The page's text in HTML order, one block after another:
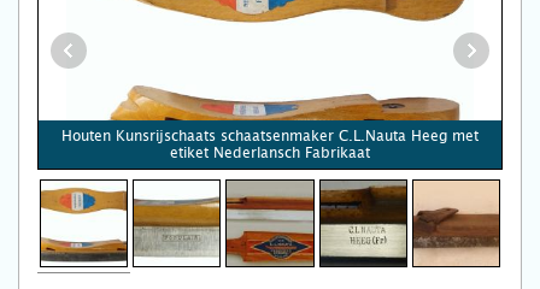
Houten Kunsrijschaats schaatsenmaker C.L.Nauta Heeg met
etiket Nederlansch Fabrikaat